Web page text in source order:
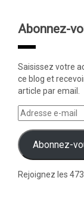
Abonnez-
Saisissez votre
ce blog et
article par email.
Abonnez-
Rejoignez les